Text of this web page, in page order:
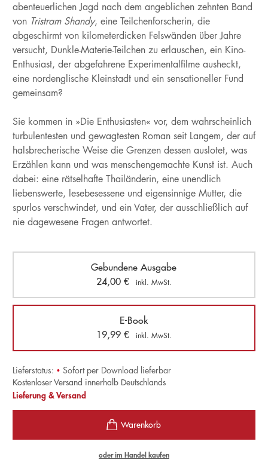
abenteuerlichen Jagd nach dem angeblichen zehnten Band
von Tristram Shandy, eine Teilchenforscherin, die
abgeschirmt von kilometerdicken Felswänden über Jahre
versucht, Dunkle-Materie-Teilchen zu erlauschen, ein Kino-
Enthusiast, der abgefahrene Experimentalfilme ausheckt,
eine nordenglische Kleinstadt und ein sensationeller Fund
gemeinsam?
Sie kommen in »Die Enthusiasten« vor, dem wahrscheinlich
turbulentesten und gewagtesten Roman seit Langem, der auf
halsbrecherische Weise die Grenzen dessen auslotet, was
Erzählen kann und was menschengemachte Kunst ist. Auch
dabei: eine rätselhafte Thailänderin, eine unendlich
liebenswerte, lesebesessene und eigensinnige Mutter, die
spurlos verschwindet, und ein Vater, der ausschließlich auf
nie dagewesene Fragen antwortet.
Gebundene Ausgabe
24,00 € inkl. MwSt.
E-Book
19,99 € inkl. MwSt.
Lieferstatus: • Sofort per Download lieferbar
Kostenloser Versand innerhalb Deutschlands
Lieferung & Versand
oder im Handel kaufen